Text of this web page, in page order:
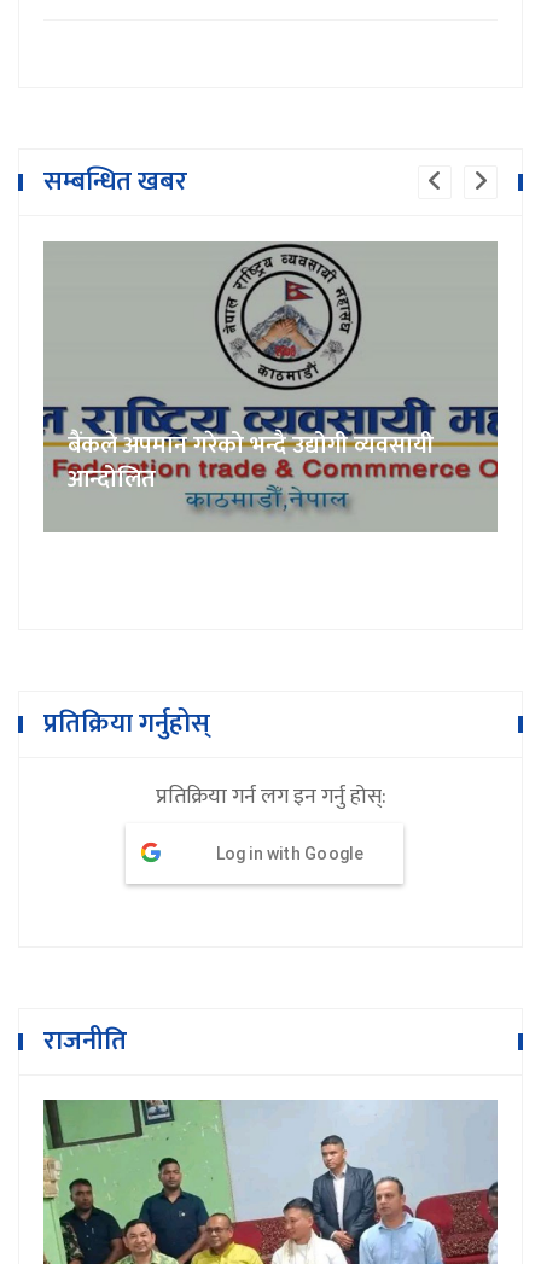
सम्बन्धित खबर
बैंकले अपमान गरेको भन्दै उद्योगी व्यवसायी
आन्दोलित
प्रतिक्रिया गर्नुहोस्
प्रतिक्रिया गर्न लग इन गर्नु होस्:
Log in with Google
राजनीति